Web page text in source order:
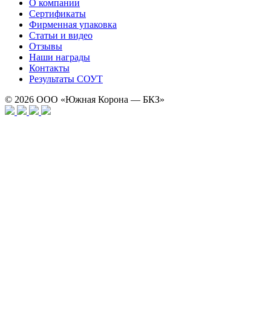
О компании
Сертификаты
Фирменная упаковка
Статьи и видео
Отзывы
Наши награды
Контакты
Результаты СОУТ
© 2026 ООО «Южная Корона — БКЗ»